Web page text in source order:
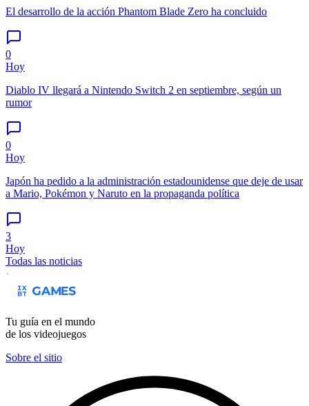
El desarrollo de la acción Phantom Blade Zero ha concluido
0
Hoy
Diablo IV llegará a Nintendo Switch 2 en septiembre, según un
rumor
0
Hoy
Japón ha pedido a la administración estadounidense que deje de usar
a Mario, Pokémon y Naruto en la propaganda política
3
Hoy
Todas las noticias
Tu guía en el mundo
de los videojuegos
Sobre el sitio